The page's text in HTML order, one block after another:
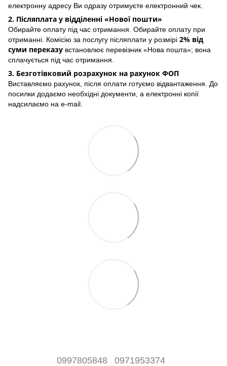
електронну адресу Ви одразу отримуєте електронний чек.
2. Післяплата у відділенні «Нової пошти»
Обирайте оплату під час отримання. Обирайте оплату при
отриманні. Комісію за послугу післяплати у розмірі 2% від
суми переказу встановлює перевізник «Нова пошта»; вона
сплачується під час отримання.
3. Безготівковий розрахунок на рахунок ФОП
Виставляємо рахунок, після оплати готуємо відвантаження. До
посилки додаємо необхідні документи, а електронні копії
надсилаємо на e-mail.
0997805848 0971953374